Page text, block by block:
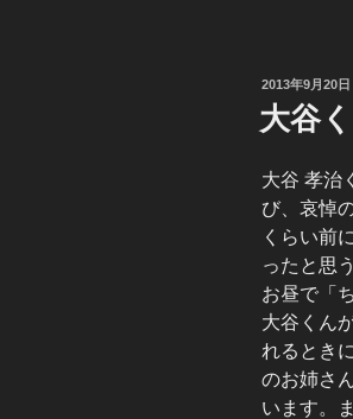
投
稿
日:
2013年9月20日
大谷
大谷 孝治
び、哀悼
くらい前
ったと思
お昼で「
大谷くん
れるとき
のお姉さ
います。